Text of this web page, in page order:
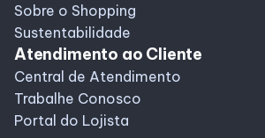
Sobre o Shopping
Sustentabilidade
Atendimento ao Cliente
Central de Atendimento
Trabalhe Conosco
Portal do Lojista